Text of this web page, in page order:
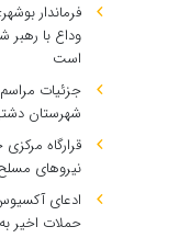
فرماندار
وداع با
است
جزئیات
شهرستان
قرارگاه
نیروهای
ادعای
حملات اخیر